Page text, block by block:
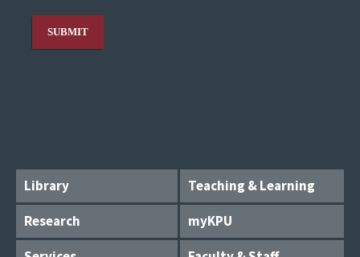
Library
Teaching & Learning
Research
myKPU